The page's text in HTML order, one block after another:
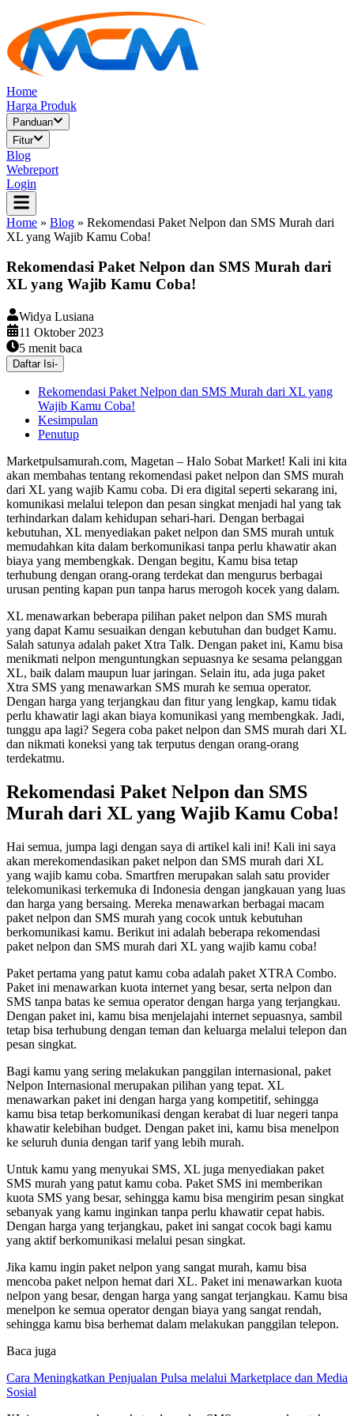
Home
Harga Produk
Panduan
Fitur
Blog
Webreport
Login
Home » Blog » Rekomendasi Paket Nelpon dan SMS Murah dari
XL yang Wajib Kamu Coba!
Rekomendasi Paket Nelpon dan SMS Murah dari
XL yang Wajib Kamu Coba!
Widya Lusiana
11 Oktober 2023
5 menit baca
Daftar Isi-
Rekomendasi Paket Nelpon dan SMS Murah dari XL yang
Wajib Kamu Coba!
Kesimpulan
Penutup
Marketpulsamurah.com, Magetan – Halo Sobat Market! Kali ini kita
akan membahas tentang rekomendasi paket nelpon dan SMS murah
dari XL yang wajib Kamu coba. Di era digital seperti sekarang ini,
komunikasi melalui telepon dan pesan singkat menjadi hal yang tak
terhindarkan dalam kehidupan sehari-hari. Dengan berbagai
kebutuhan, XL menyediakan paket nelpon dan SMS murah untuk
memudahkan kita dalam berkomunikasi tanpa perlu khawatir akan
biaya yang membengkak. Dengan begitu, Kamu bisa tetap
terhubung dengan orang-orang terdekat dan mengurus berbagai
urusan penting kapan pun tanpa harus merogoh kocek yang dalam.
XL menawarkan beberapa pilihan paket nelpon dan SMS murah
yang dapat Kamu sesuaikan dengan kebutuhan dan budget Kamu.
Salah satunya adalah paket Xtra Talk. Dengan paket ini, Kamu bisa
menikmati nelpon menguntungkan sepuasnya ke sesama pelanggan
XL, baik dalam maupun luar jaringan. Selain itu, ada juga paket
Xtra SMS yang menawarkan SMS murah ke semua operator.
Dengan harga yang terjangkau dan fitur yang lengkap, kamu tidak
perlu khawatir lagi akan biaya komunikasi yang membengkak. Jadi,
tunggu apa lagi? Segera coba paket nelpon dan SMS murah dari XL
dan nikmati koneksi yang tak terputus dengan orang-orang
terdekatmu.
Rekomendasi Paket Nelpon dan SMS
Murah dari XL yang Wajib Kamu Coba!
Hai semua, jumpa lagi dengan saya di artikel kali ini! Kali ini saya
akan merekomendasikan paket nelpon dan SMS murah dari XL
yang wajib kamu coba. Smartfren merupakan salah satu provider
telekomunikasi terkemuka di Indonesia dengan jangkauan yang luas
dan harga yang bersaing. Mereka menawarkan berbagai macam
paket nelpon dan SMS murah yang cocok untuk kebutuhan
berkomunikasi kamu. Berikut ini adalah beberapa rekomendasi
paket nelpon dan SMS murah dari XL yang wajib kamu coba!
Paket pertama yang patut kamu coba adalah paket XTRA Combo.
Paket ini menawarkan kuota internet yang besar, serta nelpon dan
SMS tanpa batas ke semua operator dengan harga yang terjangkau.
Dengan paket ini, kamu bisa menjelajahi internet sepuasnya, sambil
tetap bisa terhubung dengan teman dan keluarga melalui telepon dan
pesan singkat.
Bagi kamu yang sering melakukan panggilan internasional, paket
Nelpon Internasional merupakan pilihan yang tepat. XL
menawarkan paket ini dengan harga yang kompetitif, sehingga
kamu bisa tetap berkomunikasi dengan kerabat di luar negeri tanpa
khawatir kelebihan budget. Dengan paket ini, kamu bisa menelpon
ke seluruh dunia dengan tarif yang lebih murah.
Untuk kamu yang menyukai SMS, XL juga menyediakan paket
SMS murah yang patut kamu coba. Paket SMS ini memberikan
kuota SMS yang besar, sehingga kamu bisa mengirim pesan singkat
sebanyak yang kamu inginkan tanpa perlu khawatir cepat habis.
Dengan harga yang terjangkau, paket ini sangat cocok bagi kamu
yang aktif berkomunikasi melalui pesan singkat.
Jika kamu ingin paket nelpon yang sangat murah, kamu bisa
mencoba paket nelpon hemat dari XL. Paket ini menawarkan kuota
nelpon yang besar, dengan harga yang sangat terjangkau. Kamu bisa
menelpon ke semua operator dengan biaya yang sangat rendah,
sehingga kamu bisa berhemat dalam melakukan panggilan telepon.
Baca juga
Cara Meningkatkan Penjualan Pulsa melalui Marketplace dan Media
Sosial